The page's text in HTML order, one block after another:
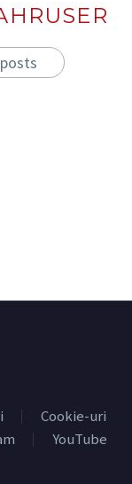
Cookie-uri
YouTube